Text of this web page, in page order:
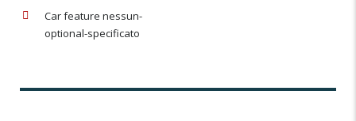
Car feature nessun-
optional-specificato